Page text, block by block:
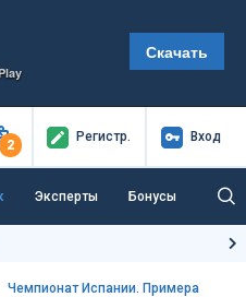
Скачать
2
Регистр. Вход
Эксперты Бонусы
Чемпионат Испании. Примера